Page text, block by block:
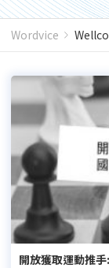
Wordvice
開放獲取運動推